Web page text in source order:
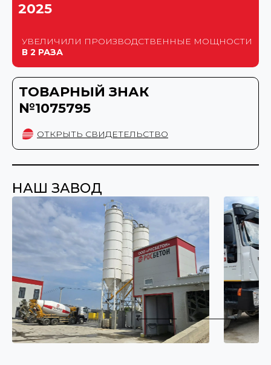
2025
УВЕЛИЧИЛИ ПРОИЗВОДСТВЕННЫЕ МОЩНОСТИ
В 2 РАЗА
ТОВАРНЫЙ ЗНАК
№1075795
ОТКРЫТЬ СВИДЕТЕЛЬСТВО
НАШ ЗАВОД